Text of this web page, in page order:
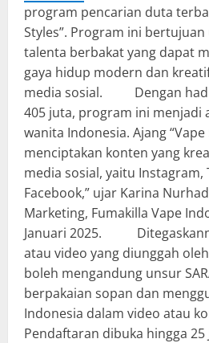
program pencarian duta
Styles”. Program ini
talenta berbakat yang dapat
gaya hidup modern dan
media sosial.
Dengan
405 juta, program ini menjadi
wanita Indonesia. Ajang
menciptakan konten yang
media sosial, yaitu Instagram,
Facebook,” ujar Karina
Marketing, Fumakilla Vape
Januari 2025.
atau video yang diunggah
boleh mengandung unsur
berpakaian sopan dan
Indonesia dalam video atau
Pendaftaran dibuka hingga 25